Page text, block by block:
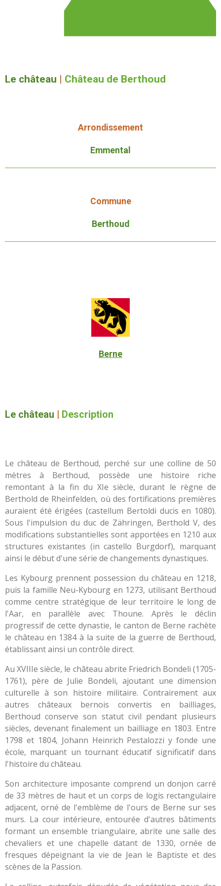
Le château | Château de Berthoud
Arrondissement
Emmental
Commune
Berthoud
Berne
Le château Description
Le château de Berthoud, perché sur une colline de 50
mètres à Berthoud, possède une histoire riche
remontant à la fin du XIe siècle, durant le règne de
Berthold de Rheinfelden, où des fortifications premières
auraient été érigées (castellum Bertoldi ducis en 1080).
Sous l'impulsion du duc de Zähringen, Berthold V, des
modifications substantielles sont apportées en 1210 aux
structures existantes (in castello Burgdorf), marquant
ainsi le début d'une série de changements dynastiques.
Les Kybourg prennent possession du château en 1218,
puis la famille Neu-Kybourg en 1273, utilisant Berthoud
comme centre stratégique de leur territoire le long de
l'Aar, en parallèle avec Thoune. Après le déclin
progressif de cette dynastie, le canton de Berne rachète
le château en 1384 à la suite de la guerre de Berthoud,
établissant ainsi un contrôle direct.
Au XVIIIe siècle, le château abrite Friedrich Bondeli (1705-
1761), père de Julie Bondeli, ajoutant une dimension
culturelle à son histoire militaire. Contrairement aux
autres châteaux bernois convertis en bailliages,
Berthoud conserve son statut civil pendant plusieurs
siècles, devenant finalement un bailliage en 1803. Entre
1798 et 1804, Johann Heinrich Pestalozzi y fonde une
école, marquant un tournant éducatif significatif dans
l'histoire du château.
Son architecture imposante comprend un donjon carré
de 33 mètres de haut et un corps de logis rectangulaire
adjacent, orné de l'emblème de l'ours de Berne sur ses
murs. La cour intérieure, entourée d'autres bâtiments
formant un ensemble triangulaire, abrite une salle des
chevaliers et une chapelle datant de 1330, ornée de
fresques dépeignant la vie de Jean le Baptiste et des
scènes de la Passion.